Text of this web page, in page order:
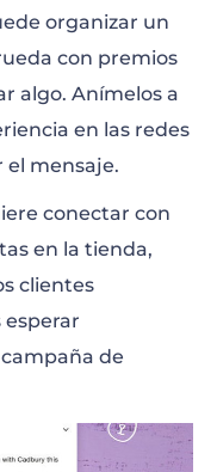
organizar un
con premios
algo. Anímelos a
en las redes
el mensaje.
conectar con
en la tienda,
clientes
esperar
de